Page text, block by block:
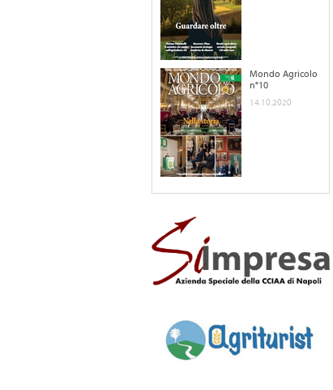
Mondo Agricolo
n°10
14.10.2020